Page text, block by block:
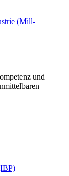
(Mill-
und